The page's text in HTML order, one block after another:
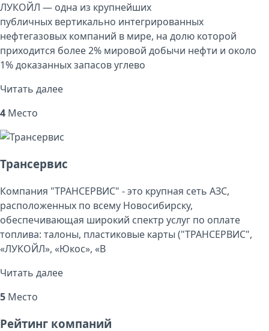
ЛУКОЙЛ — одна из крупнейших
публичных вертикально интегрированных
нефтегазовых компаний в мире, на долю которой
приходится более 2% мировой добычи нефти и около
1% доказанных запасов углево
Читать далее
4 Место
Трансервис
Компания "ТРАНСЕРВИС" - это крупная сеть АЗС,
расположенных по всему Новосибирску,
обеспечивающая широкий спектр услуг по оплате
топлива: талоны, пластиковые карты ("ТРАНСЕРВИС",
«ЛУКОЙЛ», «Юкос», «В
Читать далее
5 Место
Рейтинг компаний